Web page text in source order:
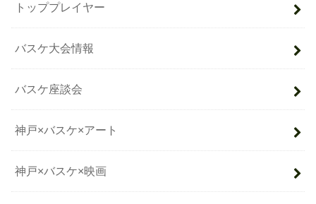
トッププレイヤー
バスケ大会情報
バスケ座談会
神戸×バスケ×アート
神戸×バスケ×映画